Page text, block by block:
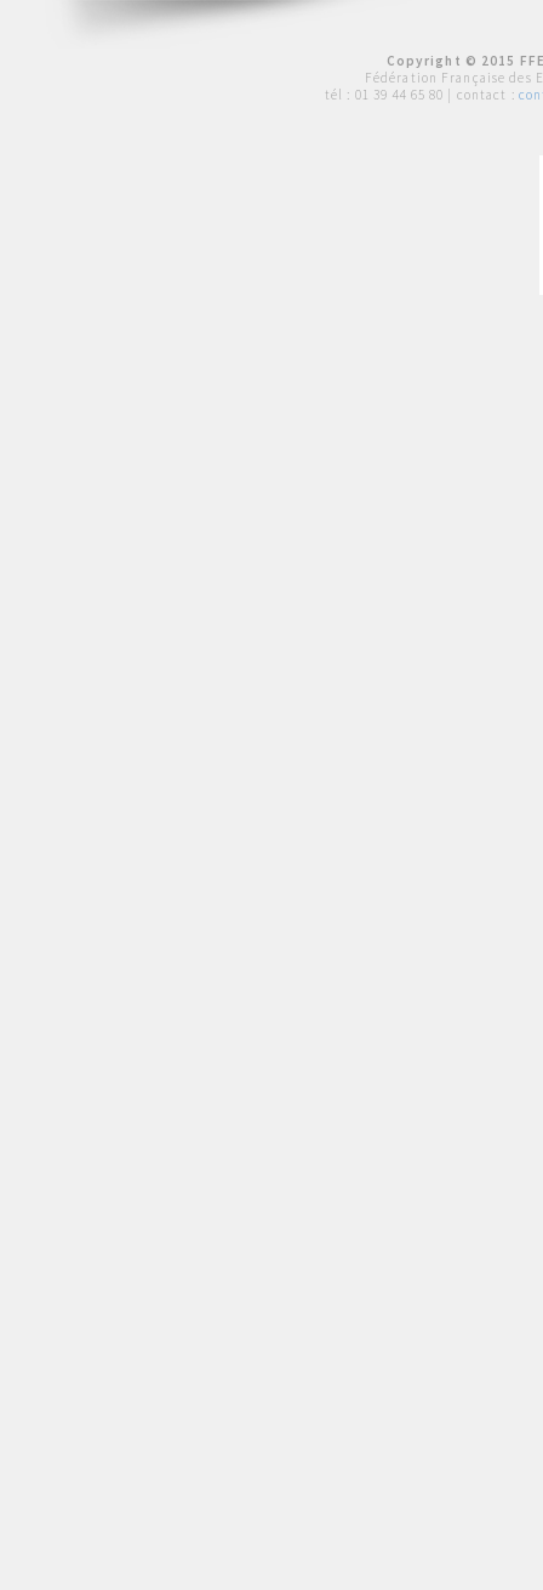
Copyright © 2015
Fédération Française des
tél : 01 39 44 65 80 | contact :